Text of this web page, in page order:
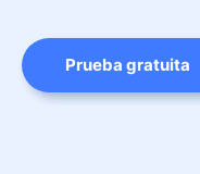
Prueba gratuita